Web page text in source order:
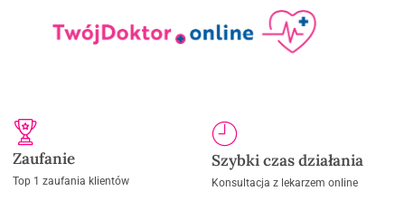
Zaufanie
Top 1 zaufania klientów
Szybki czas działania
Konsultacja z lekarzem online